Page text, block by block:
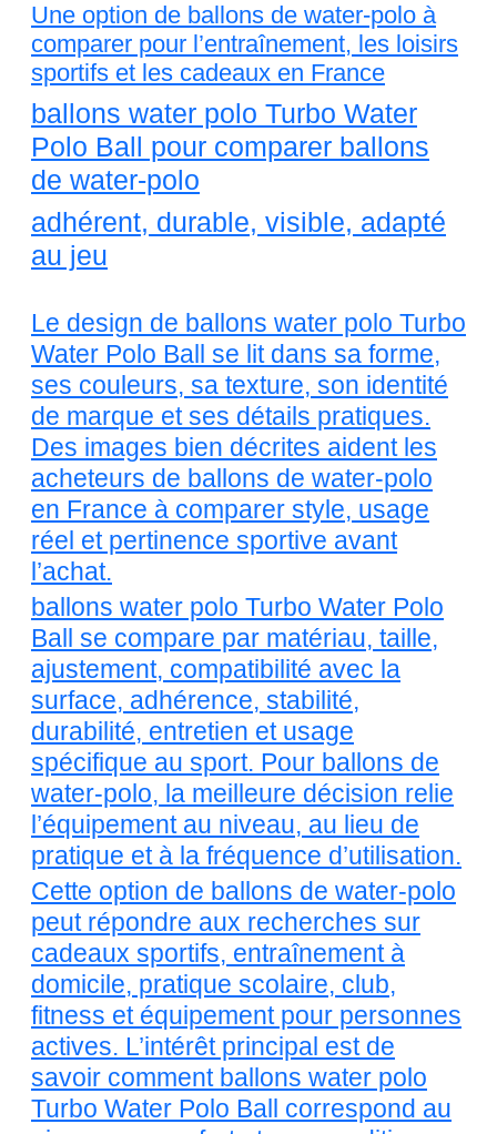
Une option de ballons de water-polo à
comparer pour l’entraînement, les loisirs
sportifs et les cadeaux en France
ballons water polo Turbo Water
Polo Ball pour comparer ballons
de water-polo
adhérent, durable, visible, adapté
au jeu
Le design de ballons water polo Turbo
Water Polo Ball se lit dans sa forme,
ses couleurs, sa texture, son identité
de marque et ses détails pratiques.
Des images bien décrites aident les
acheteurs de ballons de water-polo
en France à comparer style, usage
réel et pertinence sportive avant
l’achat.
ballons water polo Turbo Water Polo
Ball se compare par matériau, taille,
ajustement, compatibilité avec la
surface, adhérence, stabilité,
durabilité, entretien et usage
spécifique au sport. Pour ballons de
water-polo, la meilleure décision relie
l’équipement au niveau, au lieu de
pratique et à la fréquence d’utilisation.
Cette option de ballons de water-polo
peut répondre aux recherches sur
cadeaux sportifs, entraînement à
domicile, pratique scolaire, club,
fitness et équipement pour personnes
actives. L’intérêt principal est de
savoir comment ballons water polo
Turbo Water Polo Ball correspond au